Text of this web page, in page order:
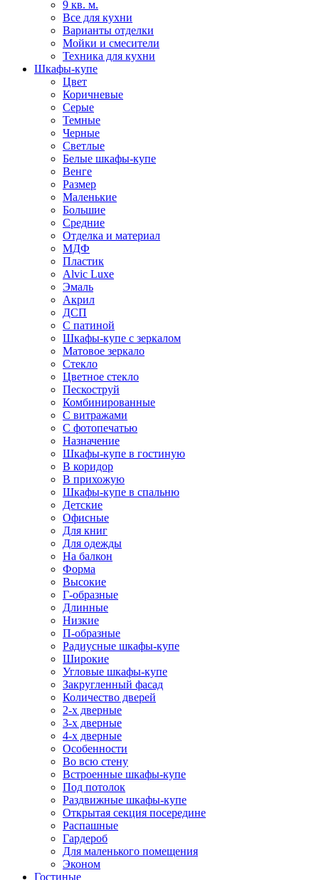
9 кв. м.
Все для кухни
Варианты отделки
Мойки и смесители
Техника для кухни
Шкафы-купе
Цвет
Коричневые
Серые
Темные
Черные
Светлые
Белые шкафы-купе
Венге
Размер
Маленькие
Большие
Средние
Отделка и материал
МДФ
Пластик
Alvic Luxe
Эмаль
Акрил
ДСП
С патиной
Шкафы-купе с зеркалом
Матовое зеркало
Стекло
Цветное стекло
Пескоструй
Комбинированные
С витражами
С фотопечатью
Назначение
Шкафы-купе в гостиную
В коридор
В прихожую
Шкафы-купе в спальню
Детские
Офисные
Для книг
Для одежды
На балкон
Форма
Высокие
Г-образные
Длинные
Низкие
П-образные
Радиусные шкафы-купе
Широкие
Угловые шкафы-купе
Закругленный фасад
Количество дверей
2-х дверные
3-х дверные
4-х дверные
Особенности
Во всю стену
Встроенные шкафы-купе
Под потолок
Раздвижные шкафы-купе
Открытая секция посередине
Распашные
Гардероб
Для маленького помещения
Эконом
Гостиные